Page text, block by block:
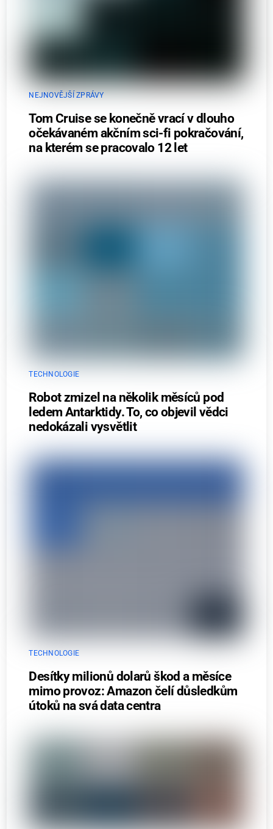
NEJNOVĚJŠÍ ZPRÁVY
Tom Cruise se konečně vrací v dlouho
očekávaném akčním sci-fi pokračování,
na kterém se pracovalo 12 let
TECHNOLOGIE
Robot zmizel na několik měsíců pod
ledem Antarktidy. To, co objevil vědci
nedokázali vysvětlit
TECHNOLOGIE
Desítky milionů dolarů škod a měsíce
mimo provoz: Amazon čelí důsledkům
útoků na svá data centra